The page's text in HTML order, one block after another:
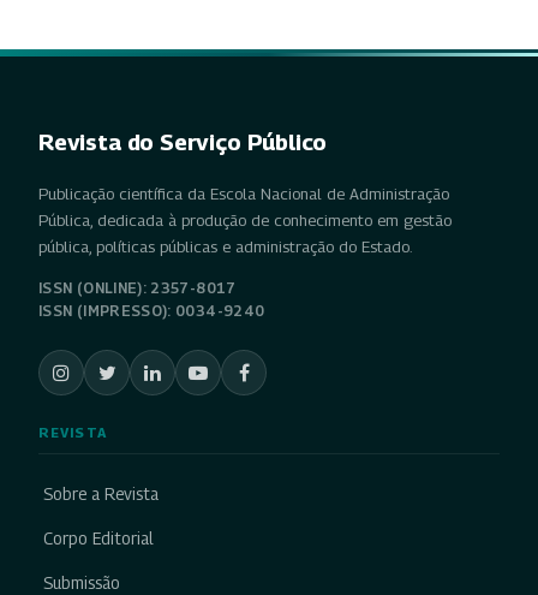
Revista do Serviço Público
Publicação científica da Escola Nacional de Administração
Pública, dedicada à produção de conhecimento em gestão
pública, políticas públicas e administração do Estado.
ISSN (ONLINE): 2357-8017
ISSN (IMPRESSO): 0034-9240
REVISTA
Sobre a Revista
Corpo Editorial
Submissão